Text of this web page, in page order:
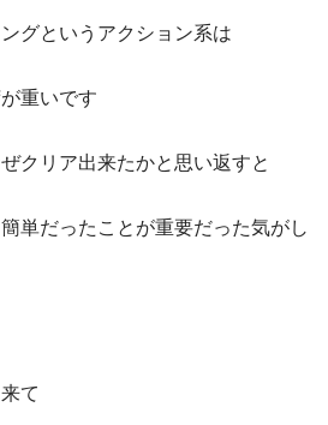
グというアクション系は
重いです
クリア出来たかと思い返すと
単だったことが重要だった気がし
て